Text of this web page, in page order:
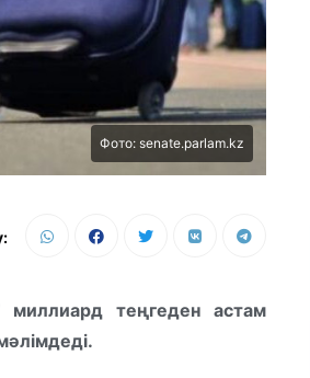
Фото: senate.parlam.kz
теңгеден астам